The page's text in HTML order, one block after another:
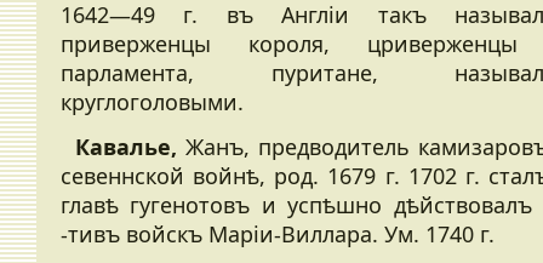
1642—49 г. въ Англіи такъ
приверженцы короля,
парламента, пуритане,
круглоголовыми.
Кавалье, Жанъ, предводитель
севеннской войнѣ, род. 1679 г. 1702 г.
главѣ гугенотовъ и успѣшно дѣйствовалъ
-тивъ войскъ Маріи-Виллара. Ум. 1740 г.